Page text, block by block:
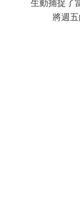
生動捕捉了
將週